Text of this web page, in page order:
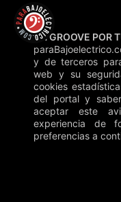
Saltar
contenidoUN GROOVE POR
y de terceros
web y su
cookies
del portal y
aceptar este
experiencia de
preferencias a